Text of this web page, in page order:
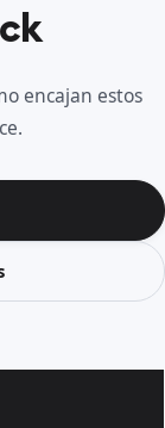
encajan estos